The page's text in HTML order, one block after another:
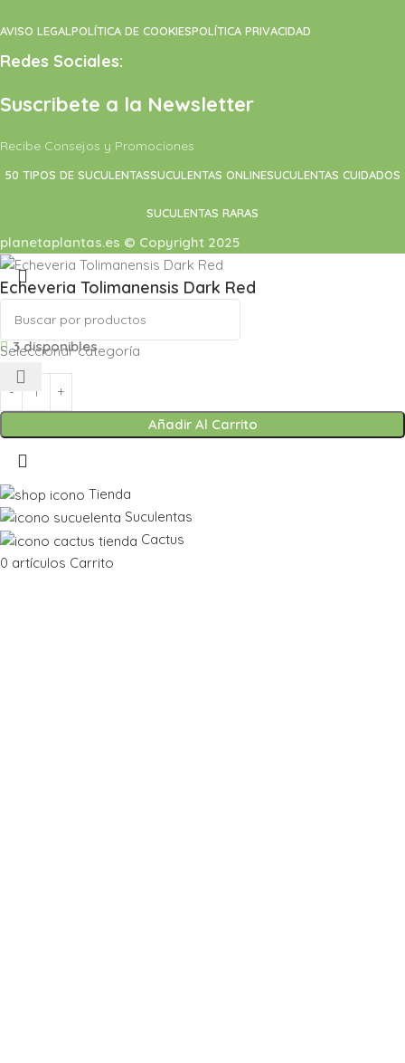
AVISO LEGALPOLÍTICA DE COOKIESPOLÍTICA PRIVACIDAD
Redes Sociales:
Suscribete a la Newsletter
Recibe Consejos y Promociones
50 TIPOS DE SUCULENTASSUCULENTAS ONLINESUCULENTAS CUIDADOS
SUCULENTAS RARAS
planetaplantas.es © Copyright 2025
Seleccionar categoría
Echeveria Tolimanensis Dark Red
4,90€
3 disponibles
Añadir Al Carrito
Tienda
Suculentas
Cactus
0 artículos Carrito